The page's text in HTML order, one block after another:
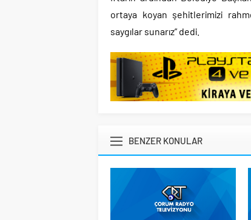
ortaya koyan şehitlerimizi
saygılar sunarız” dedi.
BENZER KONULAR